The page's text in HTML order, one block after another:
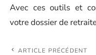
Avec ces outils et
votre dossier de
ARTICLE PRÉCÉDENT